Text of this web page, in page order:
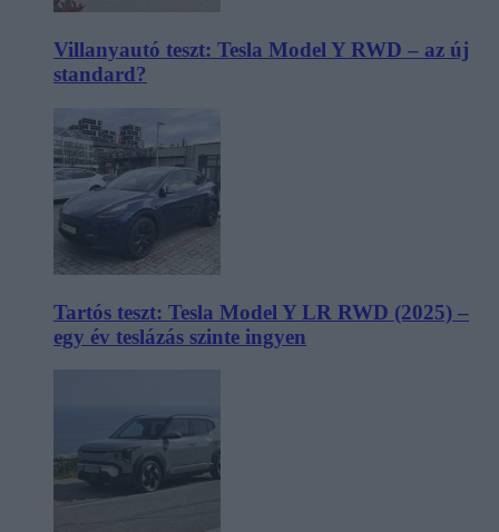
Villanyautó teszt: Tesla Model Y RWD – az új
standard?
Tartós teszt: Tesla Model Y LR RWD (2025) –
egy év teslázás szinte ingyen